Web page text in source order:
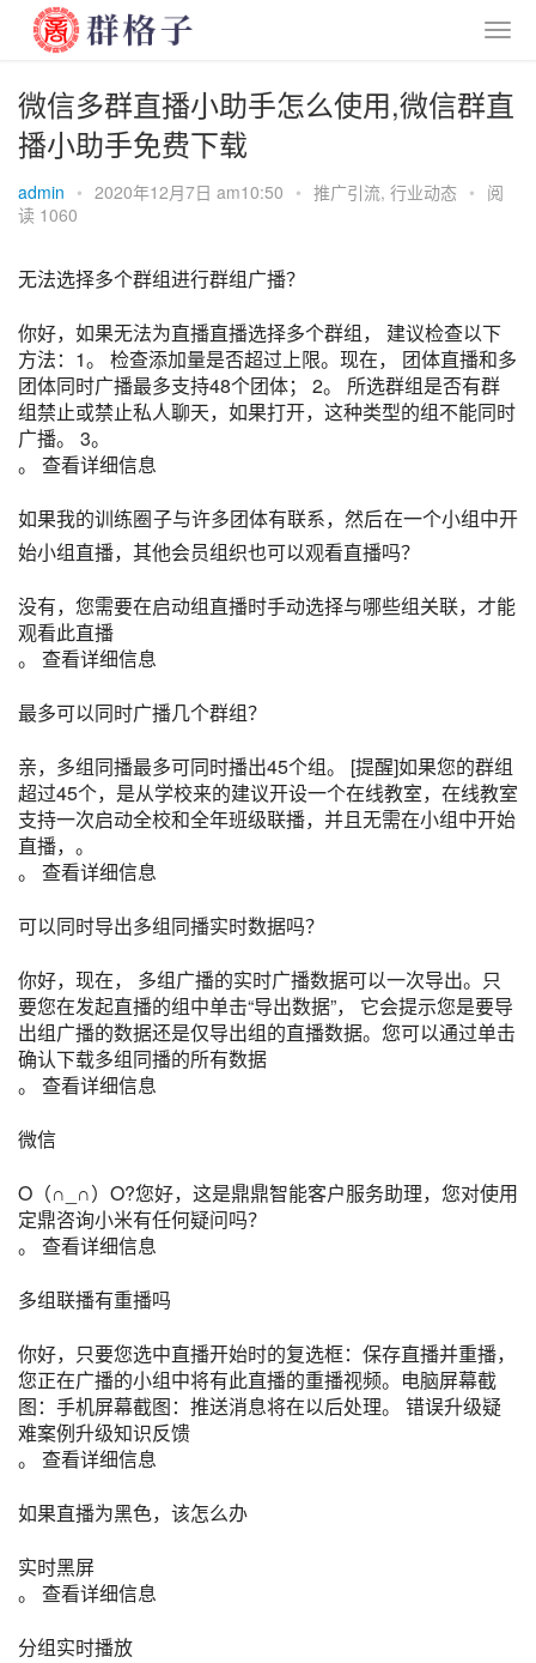
微信多群直播小助手怎么使用,微信群直
播小助手免费下载
admin • 2020年12月7日 am10:50 • 推广引流, 行业动态 • 阅
读 1060
无法选择多个群组进行群组广播？
你好，如果无法为直播直播选择多个群组， 建议检查以下
方法：1。 检查添加量是否超过上限。现在， 团体直播和多
团体同时广播最多支持48个团体； 2。 所选群组是否有群
组禁止或禁止私人聊天，如果打开，这种类型的组不能同时
广播。 3。
。 查看详细信息
如果我的训练圈子与许多团体有联系，然后在一个小组中开
始小组直播，其他会员组织也可以观看直播吗？
没有，您需要在启动组直播时手动选择与哪些组关联，才能
观看此直播
。 查看详细信息
最多可以同时广播几个群组？
亲，多组同播最多可同时播出45个组。 [提醒]如果您的群组
超过45个，是从学校来的建议开设一个在线教室，在线教室
支持一次启动全校和全年班级联播，并且无需在小组中开始
直播，。
。 查看详细信息
可以同时导出多组同播实时数据吗？
你好，现在， 多组广播的实时广播数据可以一次导出。只
要您在发起直播的组中单击“导出数据”， 它会提示您是要导
出组广播的数据还是仅导出组的直播数据。您可以通过单击
确认下载多组同播的所有数据
。 查看详细信息
微信
O（∩_∩）O?您好，这是鼎鼎智能客户服务助理，您对使用
定鼎咨询小米有任何疑问吗？
。 查看详细信息
多组联播有重播吗
你好，只要您选中直播开始时的复选框：保存直播并重播，
您正在广播的小组中将有此直播的重播视频。电脑屏幕截
图：手机屏幕截图：推送消息将在以后处理。 错误升级疑
难案例升级知识反馈
。 查看详细信息
如果直播为黑色，该怎么办
实时黑屏
。 查看详细信息
分组实时播放